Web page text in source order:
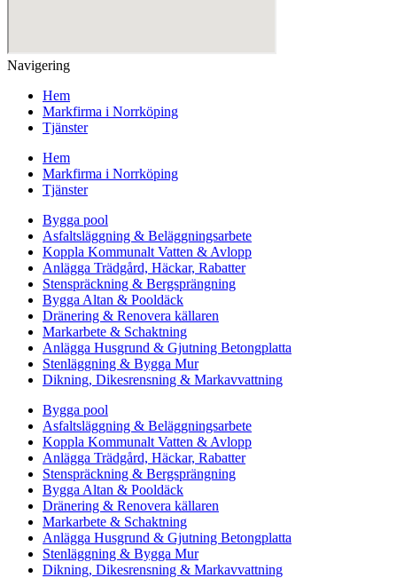
Navigering
Hem
Markfirma i Norrköping
Tjänster
Hem
Markfirma i Norrköping
Tjänster
Bygga pool
Asfaltsläggning & Beläggningsarbete
Koppla Kommunalt Vatten & Avlopp
Anlägga Trädgård, Häckar, Rabatter
Stenspräckning & Bergsprängning
Bygga Altan & Pooldäck
Dränering & Renovera källaren
Markarbete & Schaktning
Anlägga Husgrund & Gjutning Betongplatta
Stenläggning & Bygga Mur
Dikning, Dikesrensning & Markavvattning
Bygga pool
Asfaltsläggning & Beläggningsarbete
Koppla Kommunalt Vatten & Avlopp
Anlägga Trädgård, Häckar, Rabatter
Stenspräckning & Bergsprängning
Bygga Altan & Pooldäck
Dränering & Renovera källaren
Markarbete & Schaktning
Anlägga Husgrund & Gjutning Betongplatta
Stenläggning & Bygga Mur
Dikning, Dikesrensning & Markavvattning